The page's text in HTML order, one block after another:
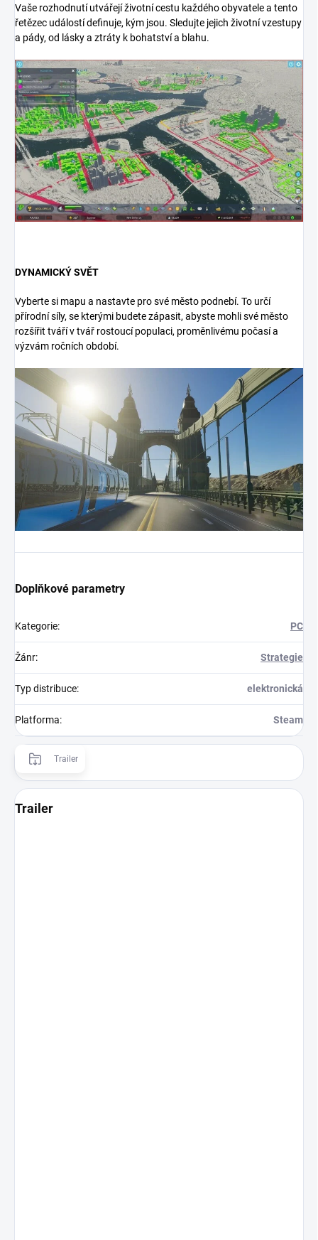
Vaše rozhodnutí utvářejí životní cestu každého obyvatele a tento
řetězec událostí definuje, kým jsou. Sledujte jejich životní vzestupy
a pády, od lásky a ztráty k bohatství a blahu.
DYNAMICKÝ SVĚT
Vyberte si mapu a nastavte pro své město podnebí. To určí
přírodní síly, se kterými budete zápasit, abyste mohli své město
rozšířit tváří v tvář rostoucí populaci, proměnlivému počasí a
výzvám ročních období.
Doplňkové parametry
Kategorie: PC
Žánr: Strategie
Typ distribuce: elektronická
Platforma: Steam
Trailer
Trailer